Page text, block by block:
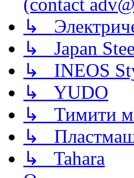
(contact
↳
↳ Japan
↳ INEOS
↳ YUDO
↳ Тимити
↳
↳ Tahara